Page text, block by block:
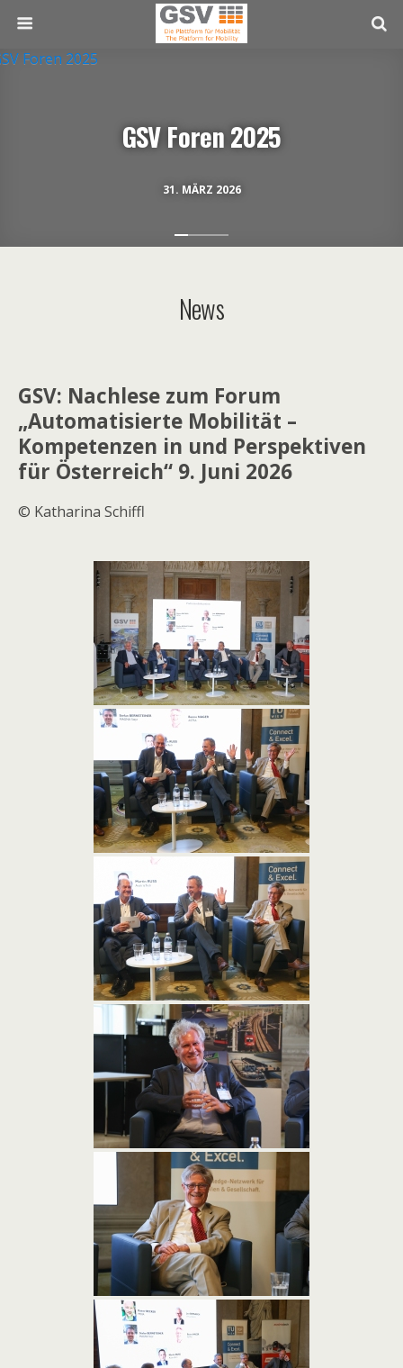
31. MÄRZ 2026
GSV Foren 2025
News
GSV: Nachlese zum Forum
„Automatisierte Mobilität –
Kompetenzen in und Perspektiven
für Österreich“ 9. Juni 2026
© Katharina Schiffl